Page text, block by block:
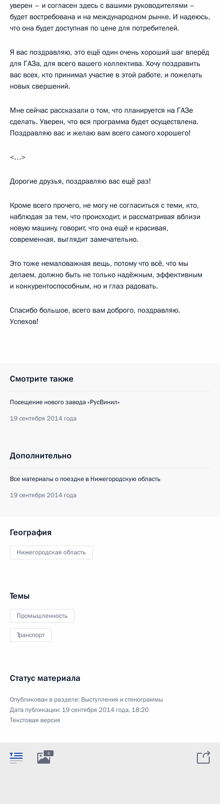
уверен – и согласен здесь с вашими руководителями –
будет востребована и на международном рынке. И надеюсь,
что она будет доступная по цене для потребителей.
Я вас поздравляю, это ещё один очень хороший шаг вперёд
для ГАЗа, для всего вашего коллектива. Хочу поздравить
вас всех, кто принимал участие в этой работе, и пожелать
новых свершений.
Мне сейчас рассказали о том, что планируется на ГАЗе
сделать. Уверен, что вся программа будет осуществлена.
Поздравляю вас и желаю вам всего самого хорошего!
<…>
Дорогие друзья, поздравляю вас ещё раз!
Кроме всего прочего, не могу не согласиться с теми, кто,
наблюдая за тем, что происходит, и рассматривая вблизи
новую машину, говорит, что она ещё и красивая,
современная, выглядит замечательно.
Это тоже немаловажная вещь, потому что всё, что мы
делаем, должно быть не только надёжным, эффективным
и конкурентоспособным, но и глаз радовать.
Спасибо большое, всего вам доброго, поздравляю.
Успехов!
Смотрите также
Посещение нового завода «РусВинил»
19 сентября 2014 года
Дополнительно
Все материалы о поездке в Нижегородскую область
19 сентября 2014 года
География
Нижегородская область
Темы
Промышленность
Транспорт
Статус материала
Опубликован в разделе: Выступления и стенограммы
Дата публикации: 19 сентября 2014 года, 18:20
Текстовая версия
6